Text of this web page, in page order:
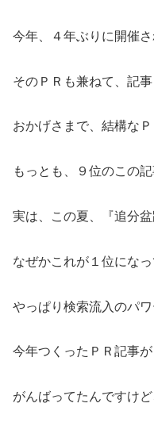
今年、４年ぶりに開催さ
そのＰＲも兼ねて、記事
おかげさまで、結構な
もっとも、９位のこの
実は、この夏、『追分盆
なぜかこれが１位になっ
やっぱり検索流入のパワ
今年つくったＰＲ記事
がんばってたんですけ